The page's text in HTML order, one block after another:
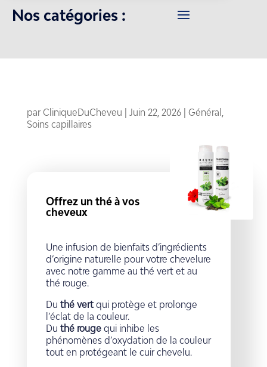
Nos catégories :
parCliniqueDuCheveu Juin 22, 2026 Général ,
Soins capillaires
Offrez un thé à vos
cheveux
Une infusion de bienfaits d’ingrédients
d’origine naturelle pour votre chevelure
avec notre gamme au thé vert et au
thé rouge.
Du thé vertqui protège et prolonge
l’éclat de la couleur.
Du thé rouge qui inhibe les
phénomènes d’oxydation de la couleur
tout en protégeant le cuir chevelu.